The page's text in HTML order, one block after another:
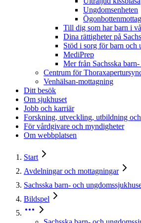
Ungdomsenheten
Till dig som har barn i
Dina rättigheter på
Stöd i sorg för barn och
MediPrep
Mer från Sachsska
Centrum för
Venhälsan-mottagning
Ditt besök
Om sjukhuset
Jobb och karriär
Forskning, utveckling, utbildning
För vårdgivare och myndigheter
Om webbplatsen
Start
Avdelningar och mottagningar
Sachsska barn- och
Bildspel